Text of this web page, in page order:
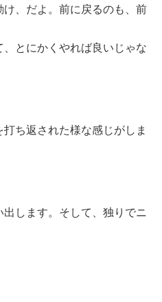
、だよ。前に戻るのも、前
とにかくやれば良いじゃな
ち返された様な感じがしま
します。そして、独りでニ